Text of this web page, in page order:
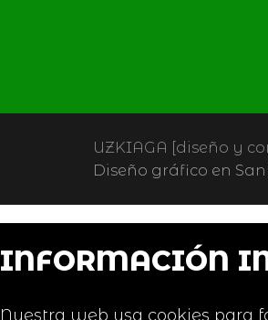
UZKIAGA [diseño y
Diseño gráfico en
INFORMACIÓN
Nuestra web usa cookies para